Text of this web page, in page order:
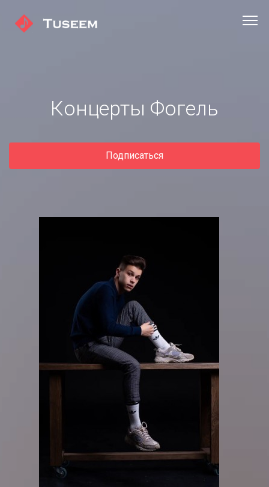
Концерты Фогель
Подписаться